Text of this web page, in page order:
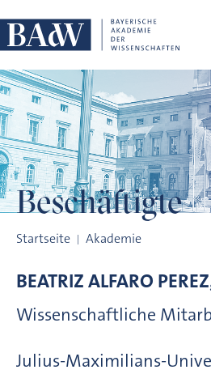
Beschäftigte
Startseite Akademie
BEATRIZALFARO
Wissenschaftliche
Julius-Maximilians-